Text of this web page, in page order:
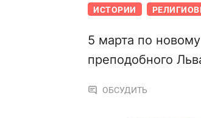
ИСТОРИИ
5 марта по
преподобного
ОБСУДИТЬ